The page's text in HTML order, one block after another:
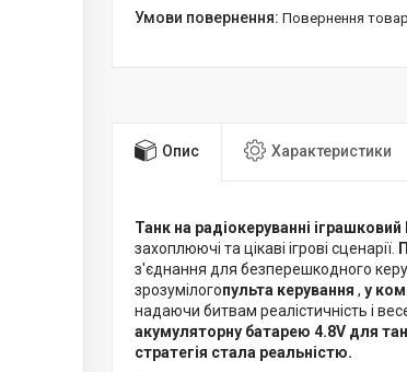
повернення
Опис Характеристики
Танк на радіокеруванні іграшковий
захоплюючі та цікаві ігрові сценарії.
з'єднання для безперешкодного
зрозумілогопульта керування , у
надаючи битвам реалістичність і
акумуляторну батарею 4.8V для
стратегія стала реальністю.